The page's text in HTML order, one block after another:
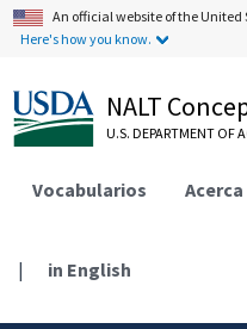
An official website of the
Here's how you know.
NALT
U.S. DEPARTMENT OF
Vocabularios Acerca
| in English